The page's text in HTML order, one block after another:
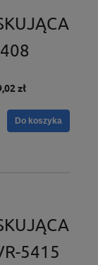
zł
Do koszyka
5415